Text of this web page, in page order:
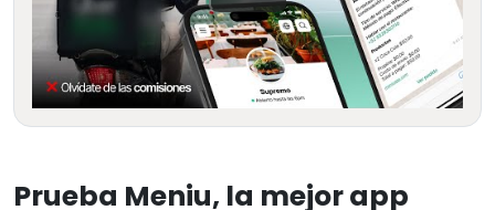
Prueba Meniu, la mejor app